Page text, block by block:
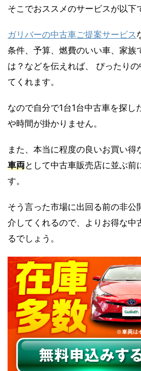
そこでおススメのサービスが以下
ガリバーの中古車ご提案サービス
条件、予算、燃費のいい車、家族
は？などを伝えれば、 ぴったり
てくれます。
なので自分で1台1台中古車を探し
や時間が掛かりません。
また、本当に程度の良いお買い得
車両として中古車販売店に並ぶ前
す。
そう言った市場に出回る前の非公
介してくれるので、よりお得な中
るでしょう。